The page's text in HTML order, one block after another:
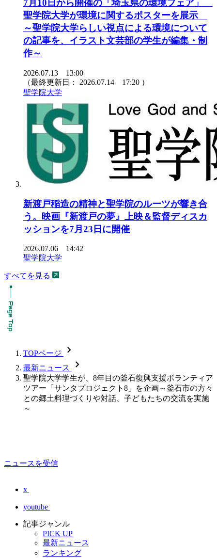
7月10日から開催の「埼玉県の環境フェア」
聖学院大学が環境に関するポスターを展示
～聖学院大学らしい視点による環境について
の記事を、イラスト文芸部の学生が編集・制
作～
2026.07.13 13:00
（最終更新日： 2026.07.14 17:20 ）
聖学院大学
新渡戸稲造の精神と聖学院のルーツが響き合
う。映画『新渡戸の夢』上映＆監督ディスカ
ッションを7月23日に開催
2026.07.06 14:42
聖学院大学
すべてを見る
TOPページ chevron_forward
最新ニュース chevron_forward
聖学院大学学生が、8年目の釜石復興支援ボランティア
ツアー「サンタプロジェクト8」を企画～釜石市の方々
との郷土料理づくりや対話、子どもたちの交流を実施
～
ニュースを受信
x
youtube
記事ジャンル
PICK UP
最新ニュース
ランキング